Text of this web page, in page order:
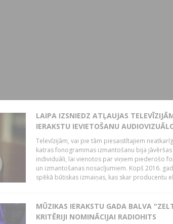
LAIPA IZSNIEDZ ATĻAUJAS
IERAKSTU IEVIETOŠANU
Televīzijām, vai pie tām piesaistītajiem
katras fonogrammas izmantošanu bija
individuāli, lai vienotos par viņiem piederošo
un izmantošanas nosacījumiem. Kopš 2016.
spēkā būtiskas izmaiņas, kas skar producentu
MŪZIKAS IERAKSTU GADA BALVA
KRITĒRIJI NOMINĀCIJAI RADIOHITS